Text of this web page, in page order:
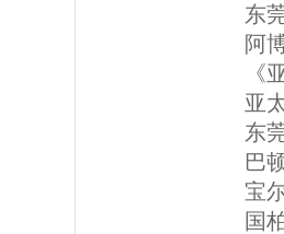
东
阿
《
亚
东
巴
宝
国